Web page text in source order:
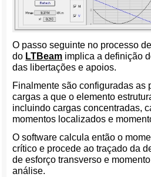
O passo seguinte no processo
do LTBeam implica a definição
das libertações e apoios.
Finalmente são configuradas as
cargas a que o elemento
incluindo cargas concentradas,
momentos localizados e
O software calcula então o
crítico e procede ao traçado da
de esforço transverso e
análise.